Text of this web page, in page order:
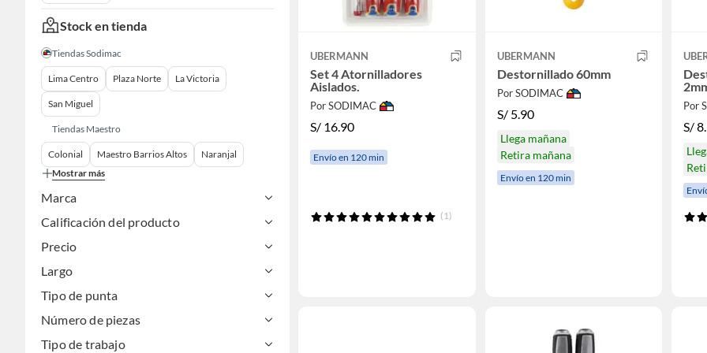
Stock en tienda
Tiendas Sodimac
Lima Centro Plaza Norte La Victoria
San Miguel
Tiendas Maestro
Colonial Maestro Barrios Altos
Naranjal
Mostrar más
Marca
Calificación del producto
Precio
Largo
Tipo de punta
Número de piezas
Tipo de trabajo
UBERMANN
Set 4 Atornilladores
Aislados.
Por SODIMAC
S/ 16.90
Envío en 120 min
(1)
UBERMANN
Destornillado 60mm
Por SODIMAC
S/ 5.90
Llega mañana
Retira mañana
Envío en 120 min
Por
S/